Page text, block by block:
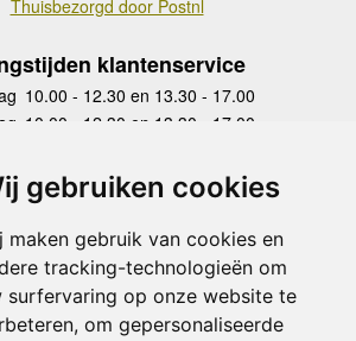
gebruiken cookies
maken gebruik van cookies en
tracking-technologieën om
surfervaring op onze website te
om gepersonaliseerde
Thuisbezorgd door Postnl
klantenservice
10.00 - 12.30 en 13.30 - 17.00
10.00 - 12.30 en 13.30 - 17.00
10.00 - 12.30 en 13.30 - 17.00
10.00 - 12.30 en 13.30 - 17.00
Zaterdag
gesloten
Zondag gesloten